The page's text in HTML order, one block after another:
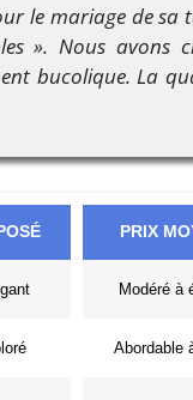
le mariage de
». Nous
bucolique. La
PRIX
Modéré à
Abordable